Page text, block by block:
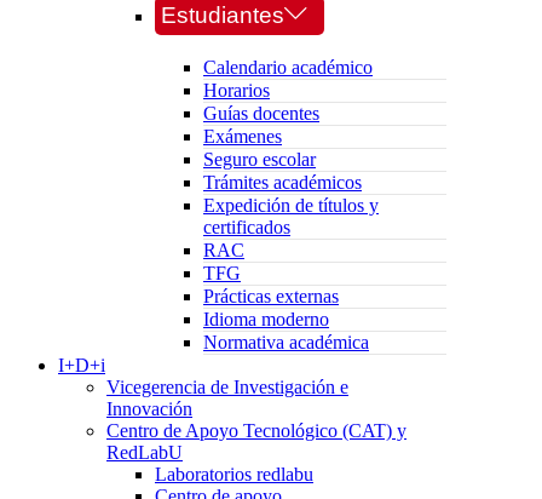
Estudiantes
Calendario académico
Horarios
Guías docentes
Exámenes
Seguro escolar
Trámites académicos
Expedición de títulos y
certificados
RAC
TFG
Prácticas externas
Idioma moderno
Normativa académica
I+D+i
Vicegerencia de Investigación e
Innovación
Centro de Apoyo Tecnológico (CAT) y
RedLabU
Laboratorios redlabu